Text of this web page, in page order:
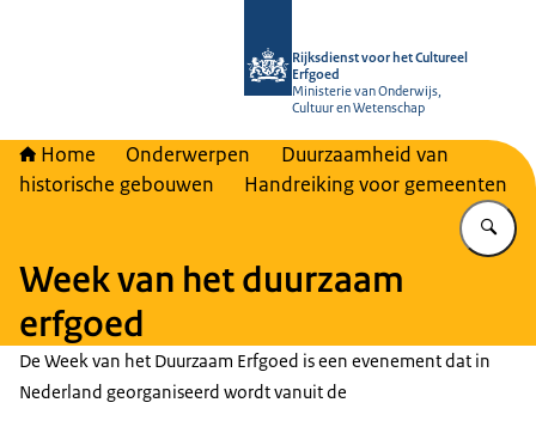
Rijksdienst voor het Cultureel
Erfgoed
Ministerie van Onderwijs,
Cultuur en Wetenschap
Home Onderwerpen
Duurzaamheid van
historische gebouwen
Handreiking voor gemeenten
Week van het duurzaam
erfgoed
De Week van het Duurzaam Erfgoed is een evenement dat in
Nederland georganiseerd wordt vanuit de